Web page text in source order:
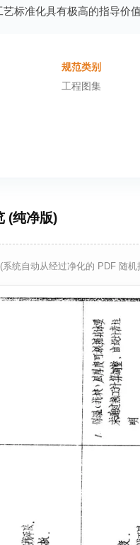
标准化具有极高的指导价值
规范类别
工程图集
(纯净版)
(系统自动从经过净化的 PDF 随